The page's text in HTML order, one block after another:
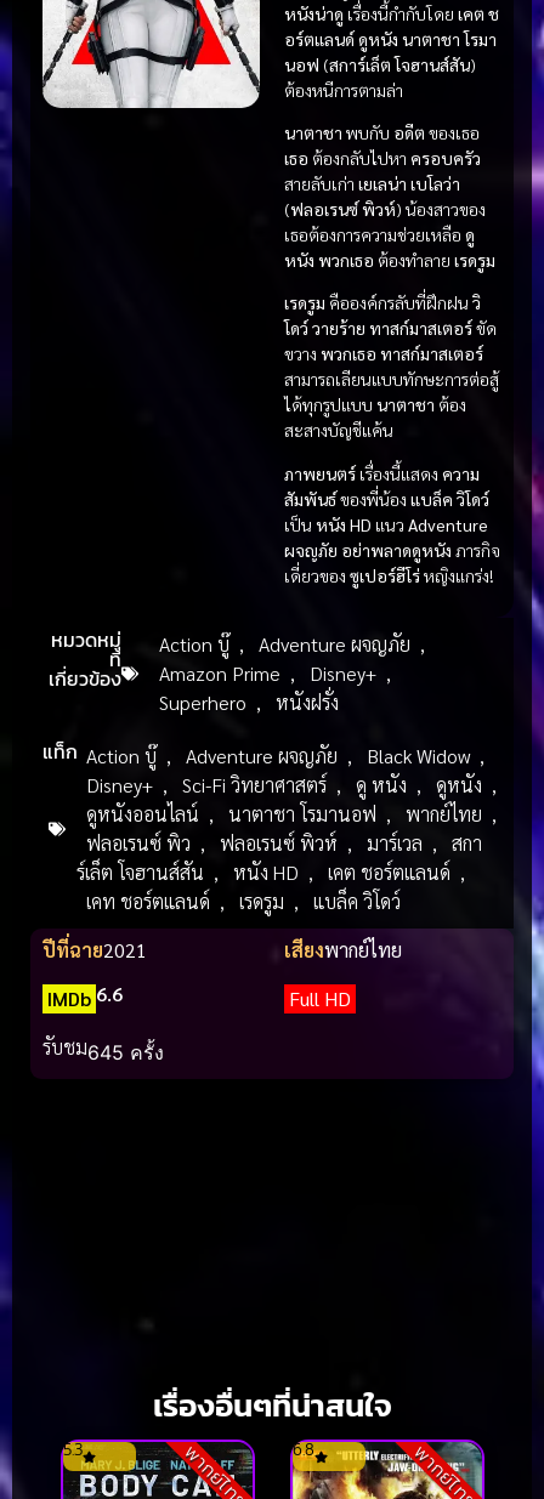
หนังน่าดู เรื่องนี้กำกับโดย เคต ช
อร์ตแลนด์ดูหนัง นาตาชา โรมา
นอฟ (สการ์เล็ต โจฮานส์สัน)
ต้องหนีการตามล่า
นาตาชา พบกับ อดีต ของเธอ
เธอ ต้องกลับไปหา ครอบครัว
สายลับเก่า เยเลน่า เบโลว่า
(ฟลอเรนซ์ พิวห์) น้องสาวของ
เธอต้องการความช่วยเหลือ ดู
หนัง พวกเธอ ต้องทำลาย เรดรูม
เรดรูม คือองค์กรลับที่ฝึกฝน วิ
โดว์วายร้าย ทาสก์มาสเตอร์ขัด
ขวาง พวกเธอ ทาสก์มาสเตอร์
สามารถเลียนแบบทักษะการต่อสู้
ได้ทุกรูปแบบ นาตาชา ต้อง
สะสางบัญชีแค้น
ภาพยนตร์เรื่องนี้แสดง ความ
สัมพันธ์ของพี่น้อง แบล็ค วิโดว์
เป็น หนัง HD แนว Adventure
ผจญภัย อย่าพลาดดูหนัง ภารกิจ
เดี่ยวของ ซูเปอร์ฮีโร่หญิงแกร่ง!
หมวดหมู่
ที่
เกี่ยวข้อง
Action บู๊ , Adventure ผจญภัย ,
Amazon Prime , Disney+ ,
Superhero , หนังฝรั่ง
แท็ก Action บู๊ , Adventure ผจญภัย , Black Widow ,
Disney+ , Sci-Fi วิทยาศาสตร์ , ดู หนัง , ดูหนัง ,
ดูหนังออนไลน์ , นาตาชา โรมานอฟ , พากย์ไทย ,
ฟลอเรนซ์ พิว , ฟลอเรนซ์ พิวห์ , มาร์เวล ,
สกา
ร์เล็ต โจฮานส์สัน , หนัง HD , เคต ชอร์ตแลนด์ ,
เคท ชอร์ตแลนด์ , เรดรูม ,
แบล็ค วิโดว์
ปีที่ฉาย2021 เสียงพากย์ไทย
IMDb 6.6
Full HD
รับชม645 ครั้ง
เรื่องอื่นๆที่น่าสนใจ
พากย์ไทย
5.3 พากย์ไทย
6.8